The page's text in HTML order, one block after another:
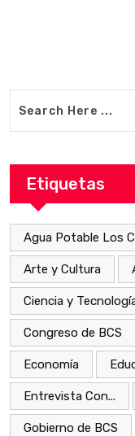
Etiquetas
Agua Potable Los
Arte y Cultura
Ciencia y
Congreso de BCS
Economía
Entrevista Con...
Gobierno de BCS